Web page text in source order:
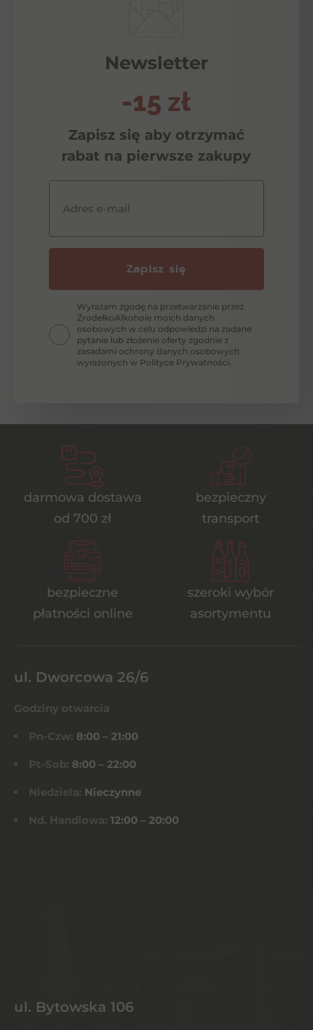
Newsletter
-15 zł
Zapisz się aby otrzymać
rabat na pierwsze zakupy
Adres e-mail
Zapisz się
Wyrażam zgodę na przetwarzanie przez
ŹrodełkoAlkohole moich danych
osobowych w celu odpowiedzi na zadane
pytanie lub złożenie oferty zgodnie z
zasadami ochrony danych osobowych
wyrażonych w Polityce Prywatności.
darmowa dostawa
od 700 zł
bezpieczny
transport
bezpieczne
płatności online
szeroki wybór
asortymentu
ul. Dworcowa 26/6
Godziny otwarcia
Pn-Czw: 8:00 – 21:00
Pt-Sob: 8:00 – 22:00
Niedziela: Nieczynne
Nd. Handlowa: 12:00 – 20:00
ul. Bytowska 106